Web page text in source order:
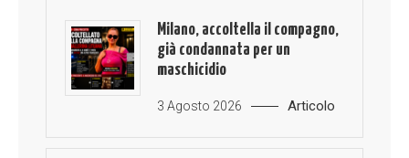
Milano, accoltella il compagno,
già condannata per un
maschicidio
3 Agosto 2026 Articolo